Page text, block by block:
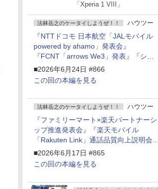
「Xperia 1 VIII」
法林岳之のケータイしようぜ！！ ハウツー
『NTTドコモ 日本航空「JALモバイル
powered by ahamo」発表会』
『FCNT「arrows We3」発表』『シャ
ープ 新製品発表会』
■2026年6月24日 #866
この回の本編を見る
法林岳之のケータイしようぜ！！ ハウツー
『ファミリーマート×楽天パートナーシ
ップ推進発表会』『楽天モバイル
「Rakuten Link」通話品質向上説明会』
『Google Storeを今年夏、東京・表参道
にオープン』『KDDI ローソン「ハッピ
ーローソンタウン池田伏尾台店」オープ
■2026年6月17日 #865
この回の本編を見る